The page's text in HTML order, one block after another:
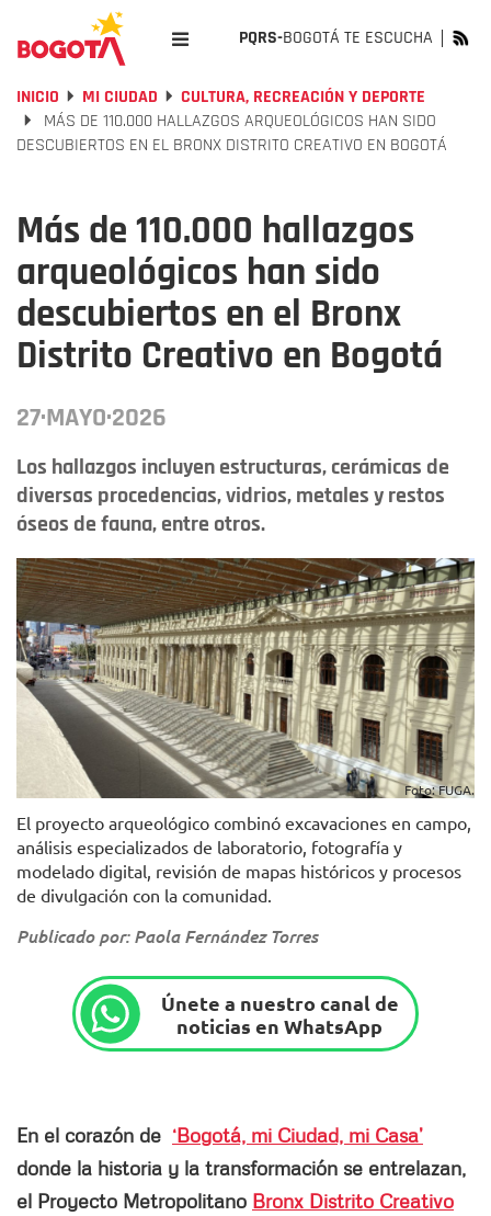
PQRS-BOGOTÁ TE ESCUCHA
INICIO MI CIUDAD
CULTURA, RECREACIÓN Y DEPORTE
MÁS DE 110.000 HALLAZGOS ARQUEOLÓGICOS HAN SIDO
DESCUBIERTOS EN EL BRONX DISTRITO CREATIVO EN BOGOTÁ
Más de 110.000 hallazgos
arqueológicos han sido
descubiertos en el Bronx
Distrito Creativo en Bogotá
27·MAYO·2026
Los hallazgos incluyen estructuras, cerámicas de
diversas procedencias, vidrios, metales y restos
óseos de fauna, entre otros.
Foto: FUGA.
El proyecto arqueológico combinó excavaciones en campo,
análisis especializados de laboratorio, fotografía y
modelado digital, revisión de mapas históricos y procesos
de divulgación con la comunidad.
Publicado por: Paola Fernández Torres
Únete a nuestro canal de
noticias en WhatsApp
En el corazón de ‘Bogotá, mi Ciudad, mi Casa’
donde la historia y la transformación se entrelazan,
el Proyecto Metropolitano Bronx Distrito Creativo